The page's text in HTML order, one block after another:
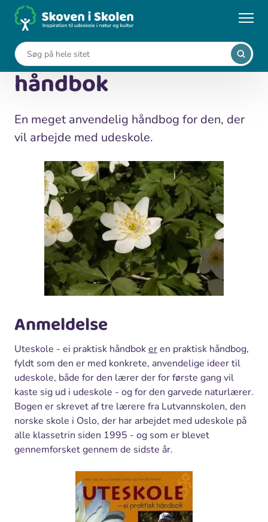
... Medier Uteskole - ei praktisk håndbok
Uteskole - ei praktisk
håndbok
En meget anvendelig håndbog for den, der
vil arbejde med udeskole.
Anmeldelse
Uteskole - ei praktisk håndbokeren praktisk håndbog,
fyldt som den er med konkrete, anvendelige ideer til
udeskole, både for den lærer der for første gang vil
kaste sig ud i udeskole - og for den garvede naturlærer.
Bogen er skrevet af tre lærere fra Lutvannskolen, den
norske skole i Oslo, der har arbejdet med udeskole på
alle klassetrin siden 1995 - og som er blevet
gennemforsket gennem de sidste år.